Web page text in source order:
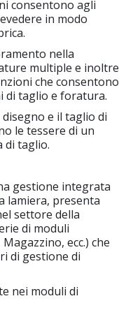
consentono agli
in modo
nella
multiple e inoltre
che consentono
di taglio e foratura.
e il taglio di
le tessere di un
di taglio.
gestione integrata
lamiera, presenta
settore della
di moduli
ecc.) che
di gestione di
nei moduli di